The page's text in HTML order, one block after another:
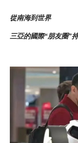
從南海到世界
三亞的國際“朋友圈”